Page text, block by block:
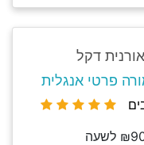
אורנית דקל
פרטי אנגלית
לשעה